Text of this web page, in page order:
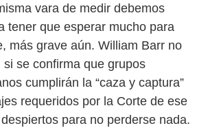
vara de medir debemos
tener que esperar mucho para
más grave aún. William Barr no
se confirma que grupos
cumplirán la “caza y captura”
requeridos por la Corte de ese
para no perderse nada.